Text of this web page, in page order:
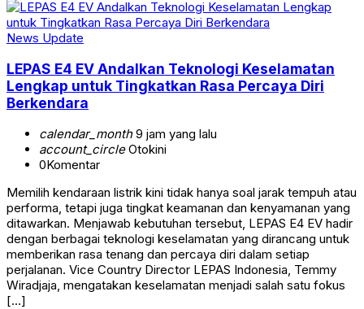
News Update
LEPAS E4 EV Andalkan Teknologi Keselamatan
Lengkap untuk Tingkatkan Rasa Percaya Diri
Berkendara
calendar_month9 jam yang lalu
account_circleOtokini
0Komentar
Memilih kendaraan listrik kini tidak hanya soal jarak tempuh atau
performa, tetapi juga tingkat keamanan dan kenyamanan yang
ditawarkan. Menjawab kebutuhan tersebut, LEPAS E4 EV hadir
dengan berbagai teknologi keselamatan yang dirancang untuk
memberikan rasa tenang dan percaya diri dalam setiap
perjalanan. Vice Country Director LEPAS Indonesia, Temmy
Wiradjaja, mengatakan keselamatan menjadi salah satu fokus
[…]